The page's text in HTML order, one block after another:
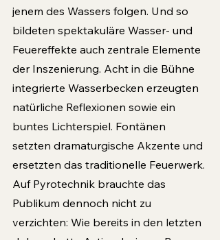
jenem des Wassers folgen. Und so
bildeten spektakuläre Wasser- und
Feuereffekte auch zentrale Elemente
der Inszenierung. Acht in die Bühne
integrierte Wasserbecken erzeugten
natürliche Reflexionen sowie ein
buntes Lichterspiel. Fontänen
setzten dramaturgische Akzente und
ersetzten das traditionelle Feuerwerk.
Auf Pyrotechnik brauchte das
Publikum dennoch nicht zu
verzichten: Wie bereits in den letzten